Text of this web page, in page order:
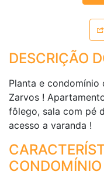
DESCRIÇÃO
Planta e
Zarvos !
fôlego, sala com pé
acesso a varanda !
CONDOMÍNIO